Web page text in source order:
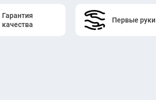
Гарантия
качества
Первые руки